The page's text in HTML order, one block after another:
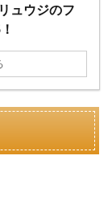
ュウジのフ